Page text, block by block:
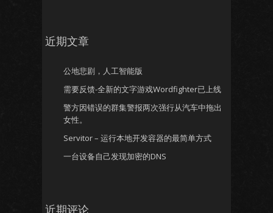
近期文章
公地悲剧，人工智能版
需要反馈-全新的文字游戏Wordfighter已上线
警方因错误的群集警报两次强行从汽车中拖出
女性。
Servitor – 运行本地开发容器的最简单方式
一台设备自己发现加密的DNS
近期评论